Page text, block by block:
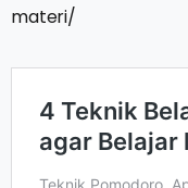
materi/